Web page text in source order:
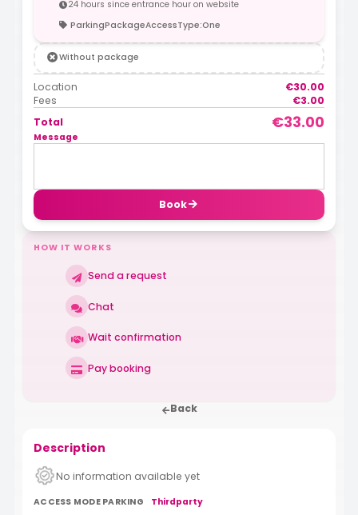
24 hours since entrance hour on website
ParkingPackageAccessType:One
Without package
Location
€30.00
Fees
€3.00
Total
€33.00
Message
Book
HOW IT WORKS
Send a request
Chat
Wait confirmation
Pay booking
Back
Description
No information available yet
ACCESS MODE PARKING Thirdparty